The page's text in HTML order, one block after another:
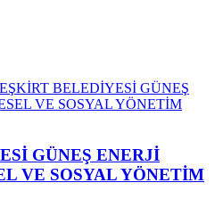
BELEDİYESİ GÜNEŞ
VE SOSYAL YÖNETİM
GÜNEŞ ENERJİ
VE SOSYAL YÖNETİM